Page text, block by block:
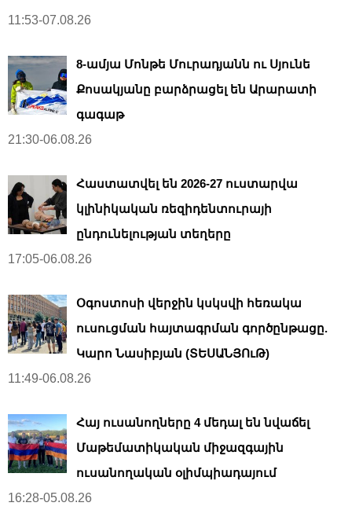
11:53-07.08.26
8-ամյա Մոնթե Մուրադյանն ու Սյունե
Քոսակյանը բարձրացել են Արարատի
գագաթ
21:30-06.08.26
Հաստատվել են 2026-27 ուստարվա
կլինիկական ռեզիդենտուրայի
ընդունելության տեղերը
17:05-06.08.26
Օգոստոսի վերջին կսկսվի հեռակա
ուսուցման հայտագրման գործընթացը.
Կարո Նասիբյան (ՏԵՍԱՆՅՈւԹ)
11:49-06.08.26
Հայ ուսանողները 4 մեդալ են նվաճել
Մաթեմատիկական միջազգային
ուսանողական օլիմպիադայում
16:28-05.08.26